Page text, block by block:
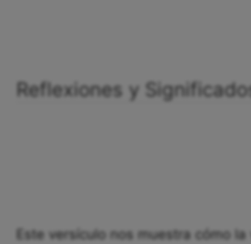
Reflexiones y
Este versículo nos muestra cómo la